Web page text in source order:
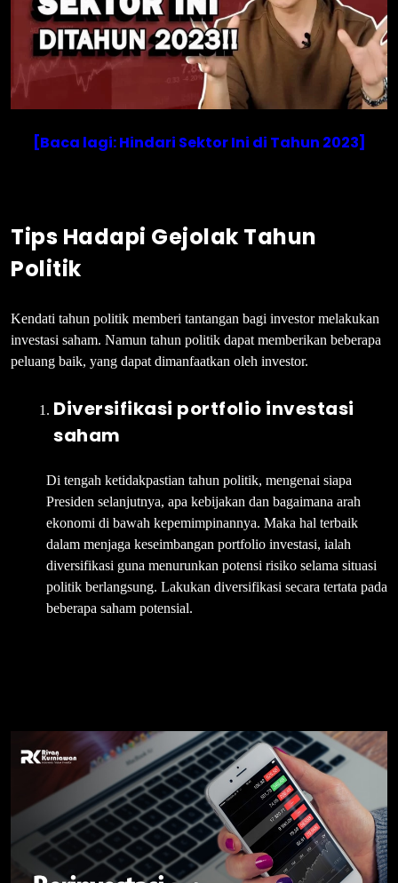
[Baca lagi: Hindari Sektor Ini di Tahun 2023]
Tips Hadapi Gejolak Tahun
Politik
Kendati tahun politik memberi tantangan bagi investor melakukan
investasi saham. Namun tahun politik dapat memberikan beberapa
peluang baik, yang dapat dimanfaatkan oleh investor.
Diversifikasi portfolio investasi
saham
Di tengah ketidakpastian tahun politik, mengenai siapa
Presiden selanjutnya, apa kebijakan dan bagaimana arah
ekonomi di bawah kepemimpinannya. Maka hal terbaik
dalam menjaga keseimbangan portfolio investasi, ialah
diversifikasi guna menurunkan potensi risiko selama situasi
politik berlangsung. Lakukan diversifikasi secara tertata pada
beberapa saham potensial.